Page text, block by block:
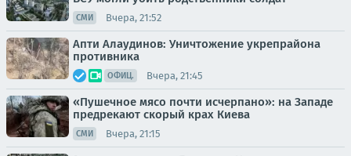
СМИ Вчера, 21:52
Апти Алаудинов: Уничтожение укрепрайона
противника
ОФИЦ. Вчера, 21:45
«Пушечное мясо почти исчерпано»: на Западе
предрекают скорый крах Киева
СМИ Вчера, 21:15